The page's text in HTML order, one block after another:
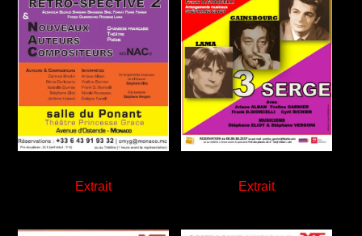
Extrait Extrait